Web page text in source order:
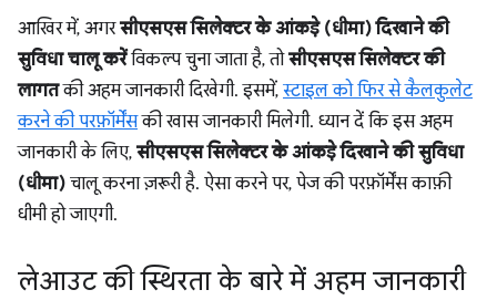
आखिर में, अगरसीएसएस सिलेक्टर के आंकड़े (धीमा) दिखाने की
सुविधा चालू करेंविकल्प चुना जाता है, तोसीएसएस सिलेक्टर की
लागतकी अहम जानकारी दिखेगी. इसमें, स्टाइल को फिर से कैलकुलेट
करने की परफ़ॉर्मेंसकी खास जानकारी मिलेगी. ध्यान दें कि इस अहम
जानकारी के लिए, सीएसएस सिलेक्टर के आंकड़े दिखाने की सुविधा
(धीमा) चालू करना ज़रूरी है. ऐसा करने पर, पेज की परफ़ॉर्मेंस काफ़ी
धीमी हो जाएगी.
लेआउट की स्थिरता के बारे में अहम जानकारी